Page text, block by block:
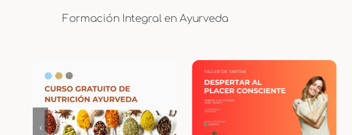
Formación Integral en Ayurveda